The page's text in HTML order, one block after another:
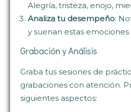
Alegría, tristeza, enojo,
Analiza tu desempeño:
y suenan estas emociones
Grabación y Análisis
Graba tus sesiones de
grabaciones con atención.
siguientes aspectos: